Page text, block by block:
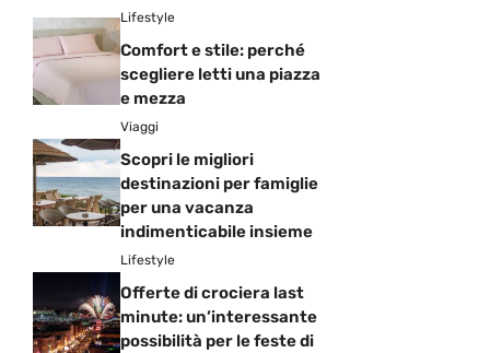
Lifestyle
Comfort e stile: perché
scegliere letti una piazza
e mezza
Viaggi
Scopri le migliori
destinazioni per famiglie
per una vacanza
indimenticabile insieme
Lifestyle
Offerte di crociera last
minute: un’interessante
possibilità per le feste di